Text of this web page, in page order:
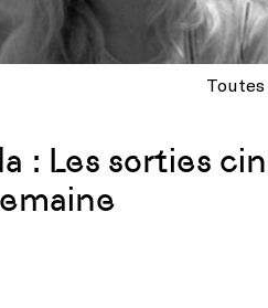
: Les sorties